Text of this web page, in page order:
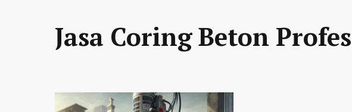
Jasa Coring Beton